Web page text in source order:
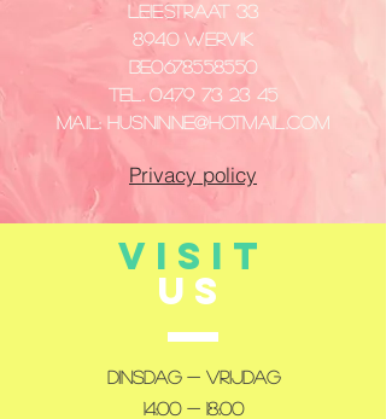
Leiestraat 33
8940 Wervik
​BE0678558550
Tel.0479 73 23 45
Mail: husninne@hotmail.com
Privacy policy
VISIT
US
Dinsdag - Vrijdag
14:00 - 18:00